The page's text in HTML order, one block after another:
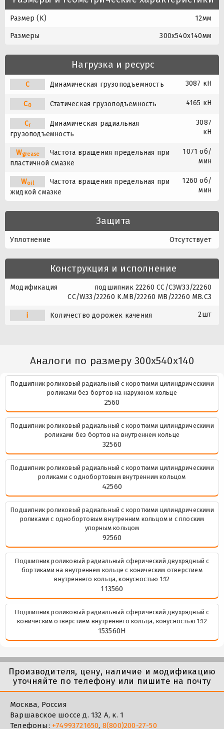
Размер (K) 12мм
Размеры 300x540x140мм
Нагрузка и ресурс
C Динамическая грузоподъемность 3087 кН
C0 Статическая грузоподъемность 4165 кН
Cr
Динамическая радиальная
грузоподъемность
3087
кН
Wgrease
Частота вращения предельная при
пластичной смазке
1071 об/
мин
Woil
Частота вращения предельная при
жидкой смазке
1260 об/
мин
Защита
Уплотнение Отсутствует
Конструкция и исполнение
Модификация
подшипник 22260 CC/C3W33/22260
CC/W33/22260 K.MB/22260 MB/22260 MB.C3
i Количество дорожек качения 2шт
Аналоги по размеру 300x540x140
Подшипник роликовый радиальный с короткими цилиндрическими
роликами без бортов на наружном кольце
2560
Подшипник роликовый радиальный с короткими цилиндрическими
роликами без бортов на внутреннем кольце
32560
Подшипник роликовый радиальный с короткими цилиндрическими
роликами с однобортовым внутренним кольцом
42560
Подшипник роликовый радиальный с короткими цилиндрическими
роликами с однобортовым внутренним кольцом и с плоским
упорным кольцом
92560
Подшипник роликовый радиальный сферический двухрядный с
бортиками на внутреннем кольце с коническим отверстием
внутреннего кольца, конусностью 1:12
113560
Подшипник роликовый радиальный сферический двухрядный с
коническим отверстием внутреннего кольца, конусностью 1:12
153560Н
Производителя, цену, наличие и модификацию
уточняйте по телефону или пишите на почту
Москва, Россия
Варшавское шоссе д. 132 А, к. 1
Телефоны: +74993721650, 8(800)200-27-50